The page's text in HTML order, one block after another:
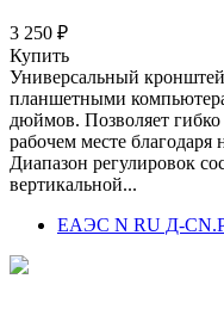
3 250 ₽
Купить
Универсальный
планшетными
дюймов. Позволяет
рабочем месте
Диапазон регулировок
вертикальной...
ЕАЭС N RU Д-